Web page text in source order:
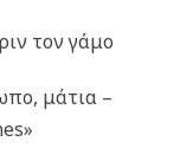
τον γάμο
μάτια –